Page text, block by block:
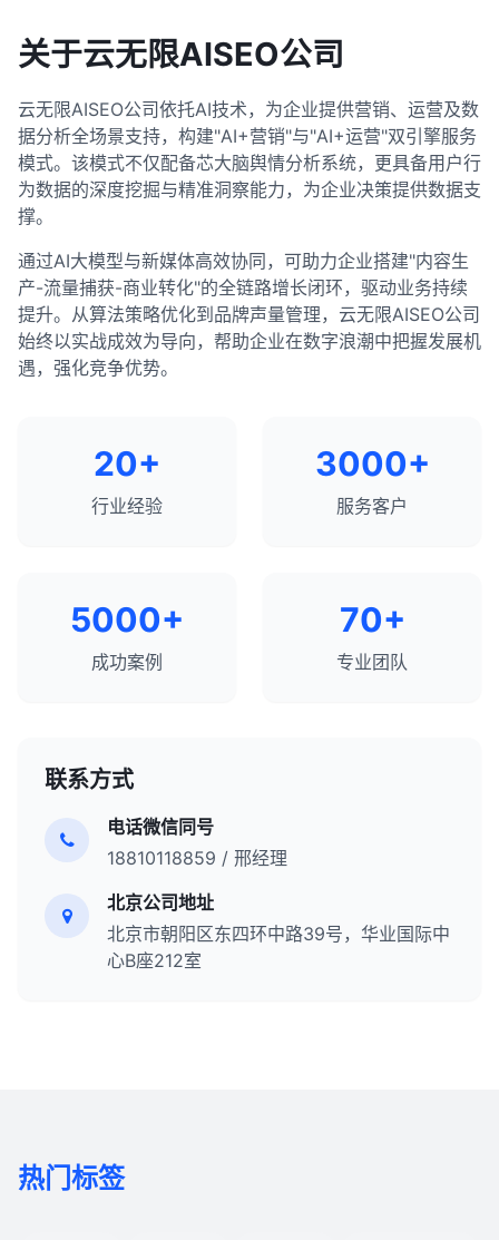
关于云无限AISEO公司
云无限AISEO公司依托AI技术，为企业提供营销、运营及数
据分析全场景支持，构建"AI+营销"与"AI+运营"双引擎服务
模式。该模式不仅配备芯大脑舆情分析系统，更具备用户行
为数据的深度挖掘与精准洞察能力，为企业决策提供数据支
撑。
通过AI大模型与新媒体高效协同，可助力企业搭建"内容生
产-流量捕获-商业转化"的全链路增长闭环，驱动业务持续
提升。从算法策略优化到品牌声量管理，云无限AISEO公司
始终以实战成效为导向，帮助企业在数字浪潮中把握发展机
遇，强化竞争优势。
20+
行业经验
3000+
服务客户
5000+
成功案例
70+
专业团队
联系方式
电话微信同号
18810118859 / 邢经理
北京公司地址
北京市朝阳区东四环中路39号，华业国际中
心B座212室
热门标签